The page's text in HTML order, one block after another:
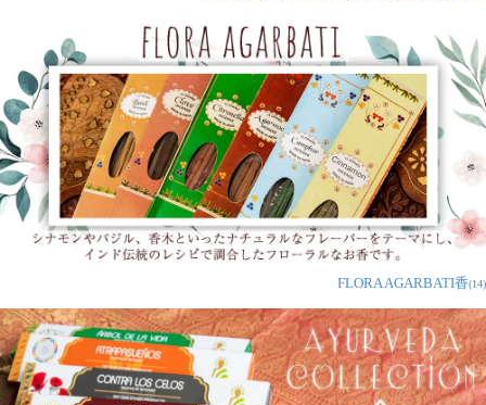
FLORA AGARBATI香(14)